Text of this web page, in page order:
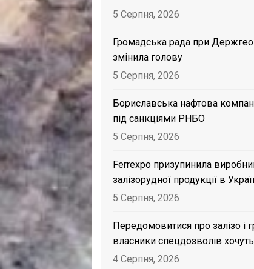
5 Серпня, 2026
Громадська рада при
змінила голову
5 Серпня, 2026
Бориславська нафтова
під санкціями РНБО
5 Серпня, 2026
Ferrexpo призупинила
залізорудної продукції в
5 Серпня, 2026
Передомовитися про залізо і
власники спецдозволів
4 Серпня, 2026